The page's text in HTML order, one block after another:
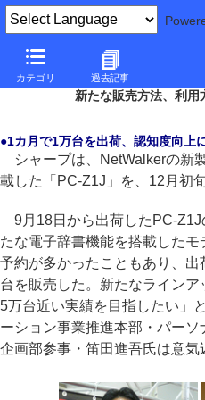
カテゴリ 過去記事
大河原克行の「パソ
NetWalkerが電子辞書
新たな販売方法、利用
●1カ月で1万台を出荷、認知度向上
シャープは、NetWalkerの新
載した「PC-Z1J」を、12月初
9月18日から出荷したPC-Z1J
たな電子辞書機能を搭載した
予約が多かったこともあり、
台を販売した。新たなライン
5万台近い実績を目指したい」
ーション事業推進本部・パー
企画部参事・笛田進吾氏は意気